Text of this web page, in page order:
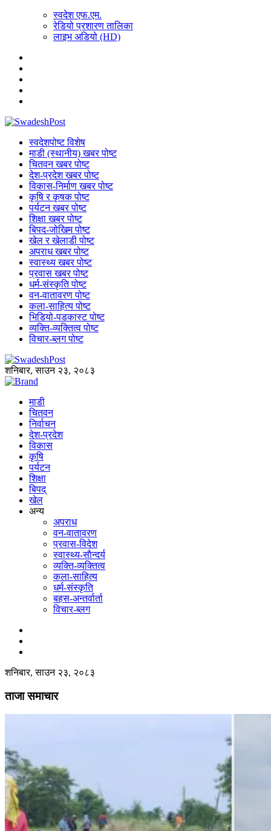
स्वदेश एफ.एम.
रेडियो प्रशारण तालिका
लाइभ अडियो (HD)
स्वदेशपोष्ट विशेष
माडी (स्थानीय) खबर पोष्ट
चितवन खबर पोष्ट
देश-प्रदेश खबर पोष्ट
विकास-निर्माण खबर पोष्ट
कृषि र कृषक पोष्ट
पर्यटन खबर पोष्ट
शिक्षा खबर पोष्ट
बिपद-जोखिम पोष्ट
खेल र खेलाडी पोष्ट
अपराध खबर पोष्ट
स्वास्थ्य खबर पोष्ट
प्रवास खबर पोष्ट
धर्म-संस्कृति पोष्ट
वन-वातावरण पोष्ट
कला-साहित्य पोष्ट
भिडियो-पडकास्ट पोष्ट
व्यक्ति-व्यक्तित्व पोष्ट
विचार-ब्लग पोष्ट
शनिबार, साउन २३, २०८३
माडी
चितवन
निर्वाचन
देश-प्रदेश
विकास
कृषि
पर्यटन
शिक्षा
बिपद्
खेल
अन्य
अपराध
वन-वातावरण
प्रवास-विदेश
स्वास्थ्य-साैन्दर्य
व्यक्ति-व्यक्तित्व
कला-साहित्य
धर्म-संस्कृति
बहस-अन्तर्वार्ता
विचार-ब्लग
शनिबार, साउन २३, २०८३
ताजा समाचार